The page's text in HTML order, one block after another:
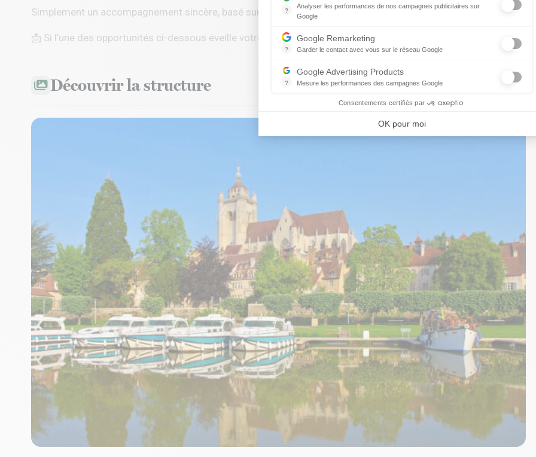
?
Analyser les performances de nos campagnes publicitaires sur
Google
?
Google Remarketing
Garder le contact avec vous sur le réseau Google
?
Google Advertising Products
Mesure les performances des campagnes Google
Consentements certifiés par
OK pour moi
Simplement un accompagnement sincère, basé sur l’écoute, la transparence et le respect de vos choix.
📩 Si l’une des opportunités ci-dessous éveille votre curiosité, nous serons ravis d’en discuter avec vous.
Découvrir la structure